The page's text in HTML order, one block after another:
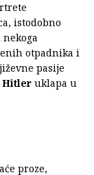
istodobno
otpadnika i
pasije
uklapa u
proze,